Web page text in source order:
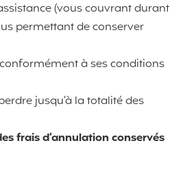
(vous couvrant durant
permettant de conserver
à ses conditions
jusqu’à la totalité des
frais d’annulation conservés